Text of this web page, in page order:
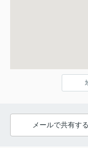
メールで共有する